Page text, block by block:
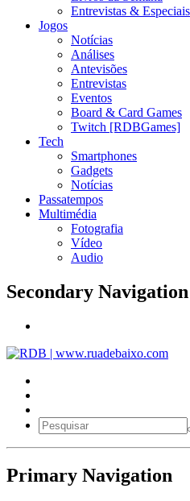
Entrevistas & Especiais
Jogos
Notícias
Análises
Antevisões
Entrevistas
Eventos
Board & Card Games
Twitch [RDBGames]
Tech
Smartphones
Gadgets
Notícias
Passatempos
Multimédia
Fotografia
Vídeo
Audio
Secondary Navigation
Primary Navigation